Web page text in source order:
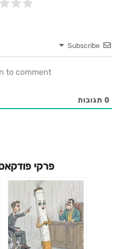
כאהבה ממבט ראשון, אלא
לא עוד כלי. זו שפה. זו תרבות.”
אתם מכירים מישהו.י שאני חייבת
Subscribe
to comment
0 תגובות
פרקי